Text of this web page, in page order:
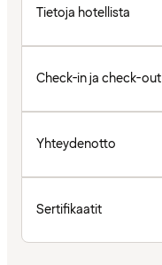
Tietoja hotellista
Check-in ja check-out
Yhteydenotto
Sertifikaatit